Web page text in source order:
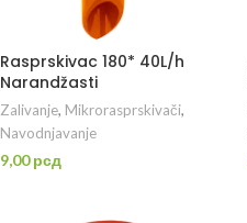
Rasprskivac 180* 40L/h
Narandžasti
Zalivanje, Mikrorasprskivači,
Navodnjavanje
9,00рсд